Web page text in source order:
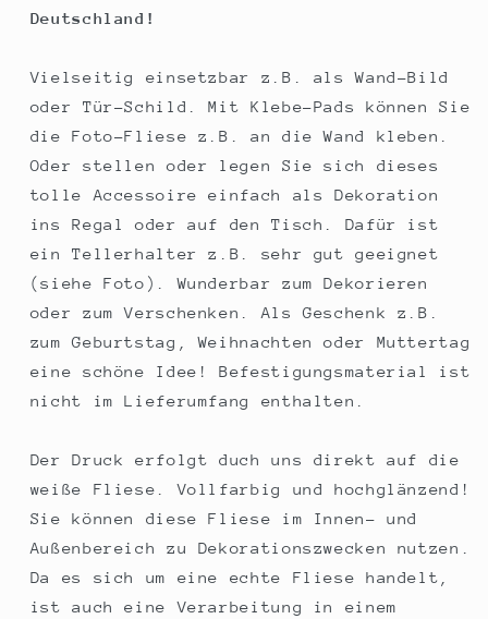
Deko-
15x15cm
15x15cm
Deutschland!
Vielseitig einsetzbar z.B. als Wand-Bild
oder Tür-Schild. Mit Klebe-Pads können Sie
die Foto-Fliese z.B. an die Wand kleben.
Oder stellen oder legen Sie sich dieses
tolle Accessoire einfach als Dekoration
ins Regal oder auf den Tisch. Dafür ist
ein Tellerhalter z.B. sehr gut geeignet
(siehe Foto). Wunderbar zum Dekorieren
oder zum Verschenken. Als Geschenk z.B.
zum Geburtstag, Weihnachten oder Muttertag
eine schöne Idee! Befestigungsmaterial ist
nicht im Lieferumfang enthalten.
Der Druck erfolgt duch uns direkt auf die
weiße Fliese. Vollfarbig und hochglänzend!
Sie können diese Fliese im Innen- und
Außenbereich zu Dekorationszwecken nutzen.
Da es sich um eine echte Fliese handelt,
ist auch eine Verarbeitung in einem